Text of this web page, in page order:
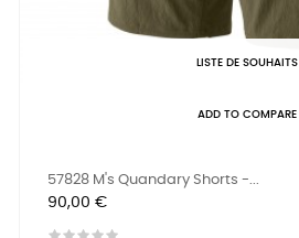
LISTE DE SOUHAITS
ADD TO COMPARE
57828 M's Quandary Shorts -...
Prix
90,00 €